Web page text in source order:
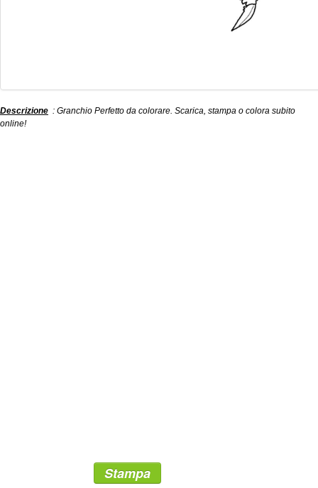
Descrizione : Granchio Perfetto da colorare. Scarica, stampa o colora subito
online!
Stampa